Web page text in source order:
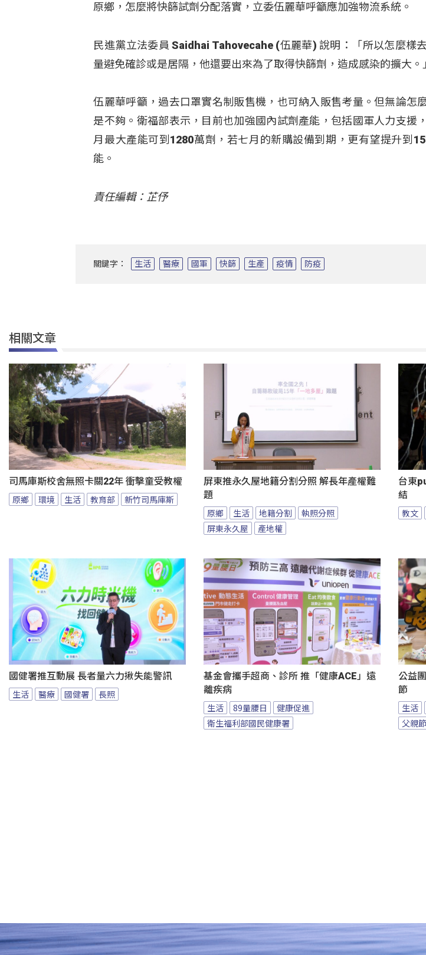
原鄉，怎麼將快篩試劑分配落實，立委伍麗華呼籲應加強物流系統。
民進黨立法委員 Saidhai Tahovecahe (伍麗華) 說明：「所以怎麼樣
量避免確診或是居隔，他還要出來為了取得快篩劑，造成感染的擴大。
伍麗華呼籲，過去口罩實名制販售機，也可納入販售考量。但無論怎
是不夠。衛福部表示，目前也加強國內試劑產能，包括國軍人力支援
月最大產能可到1280萬劑，若七月的新購設備到期，更有望提升到
能。
責任編輯：芷伃
關鍵字： 生活 醫療 國軍 快篩 生產 疫情 防疫
相關文章
司馬庫斯校舍無照卡關22年 衝擊童受教權
原鄉 環境 生活 教育部 新竹司馬庫斯
屏東推永久屋地籍分割分照 解長年產權難
題
原鄉 生活 地籍分割
執照分照
屏東永久屋
產地權
台東
結
教文
國健署推互動展 長者量六力揪失能警訊
生活 醫療 國健署 長照
基金會攜手超商、診所 推「健康ACE」遠
離疾病
生活 89量腰日
健康促進
衛生福利部國民健康署
公益
節
生活
父親節